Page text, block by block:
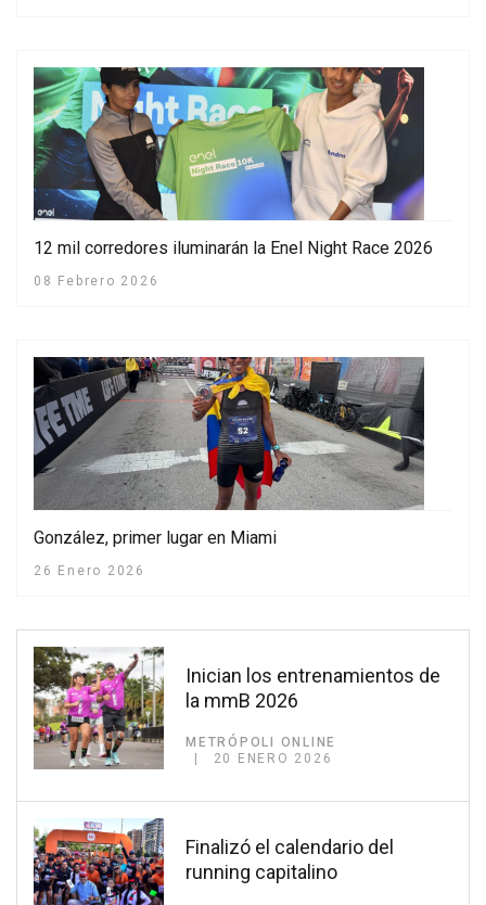
12 mil corredores iluminarán la Enel Night Race 2026
08 Febrero 2026
González, primer lugar en Miami
26 Enero 2026
Inician los entrenamientos de
la mmB 2026
METRÓPOLI ONLINE
20 ENERO 2026
Finalizó el calendario del
running capitalino